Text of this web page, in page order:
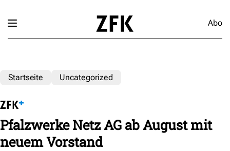
Abo
Startseite Uncategorized
Pfalzwerke Netz AG ab August mit
neuem Vorstand